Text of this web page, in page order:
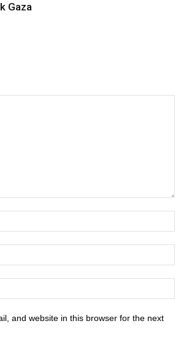
Gaza
and website in this browser for the next